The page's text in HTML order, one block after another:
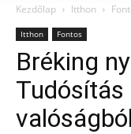
Kezdőlap Itthon
Itthon Fontos
Bréking
valóságból